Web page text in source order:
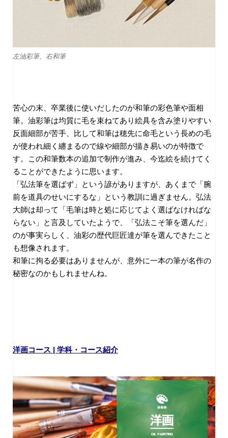
左油彩筆、右和筆
苦心の末、卒業後に使いだしたのが和筆の彩色筆や面相
筆。油彩筆は均質に毛を束ねてあり絵具を含み塗りやすい
反面細部が苦手、比して和筆は穂先に命毛という長めの毛
が使われ細く纏まるので線や細部が描き易いのが特徴で
す。この和筆数本の追加で制作が進み、今迄絵を続けてく
ることができたように思います。
「弘法筆を選ばず」という諺がありますが、あくまで「腕
前を道具のせいにするな」という教訓に過ぎません。弘法
大師は却って「毛筆は時と処に応じてよく選ばなければな
らない」と言及していたようで、「弘法こそ筆を選んだ」
のが事実らしく、油彩の歴代巨匠達が筆を選んできたこと
も想像されます。
和筆に拘る必要はありませんが、意外に一本の筆が名作の
秘密なのかもしれませんね。
洋画コース | 学科・コース紹介